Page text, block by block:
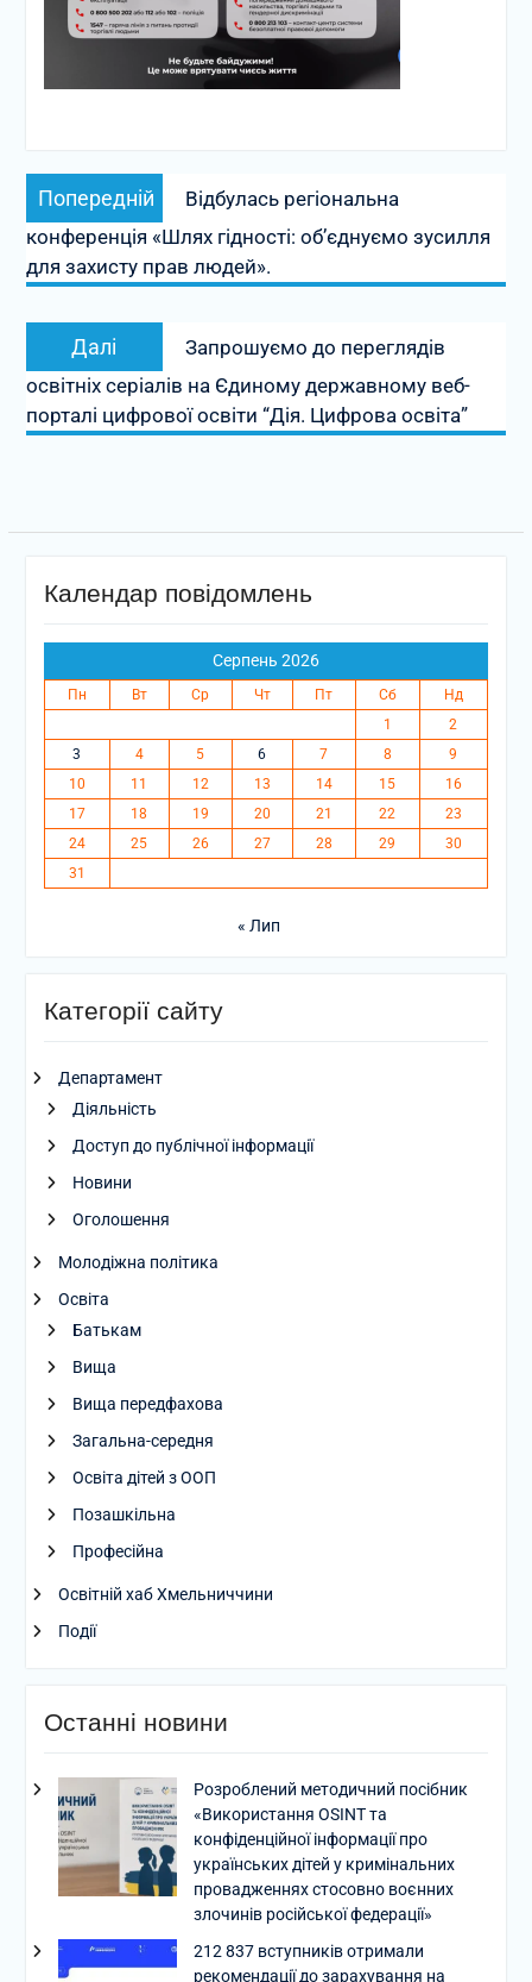
Навігація
записів
Попередній
Попередній
запис:
Відбулась регіональна
конференція «Шлях гідності: об’єднуємо зусилля
для захисту прав людей».
Далі
запис:
Запрошуємо до переглядів
освітніх серіалів на Єдиному державному веб-
порталі цифрової освіти “Дія. Цифрова освіта”
Календар повідомлень
Серпень 2026
Пн Вт Ср Чт Пт Сб
Нд
1
2
3
4 5 6 7 8
9
10
11 12 13 14 15
16
17
18 19 20 21 22
23
24
25 26 27 28 29
30
31
« Лип
Категорії сайту
Департамент
Діяльність
Доступ до публічної інформації
Новини
Оголошення
Молодіжна політика
Освіта
Батькам
Вища
Вища передфахова
Загальна-середня
Освіта дітей з ООП
Позашкільна
Професійна
Освітній хаб Хмельниччини
Події
Останні новини
Розроблений методичний посібник
«Використання OSINT та
конфіденційної інформації про
українських дітей у кримінальних
провадженнях стосовно воєнних
злочинів російської федерації»
212 837 вступників отримали
рекомендації до зарахування на